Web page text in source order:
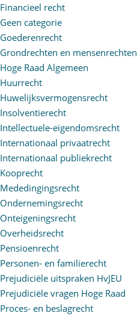
Financieel recht
Geen categorie
Goederenrecht
Grondrechten en mensenrechten
Hoge Raad Algemeen
Huurrecht
Huwelijksvermogensrecht
Insolventierecht
Intellectuele-eigendomsrecht
Internationaal privaatrecht
Internationaal publiekrecht
Kooprecht
Mededingingsrecht
Ondernemingsrecht
Onteigeningsrecht
Overheidsrecht
Pensioenrecht
Personen- en familierecht
Prejudiciële uitspraken HvJEU
Prejudiciële vragen Hoge Raad
Proces- en beslagrecht